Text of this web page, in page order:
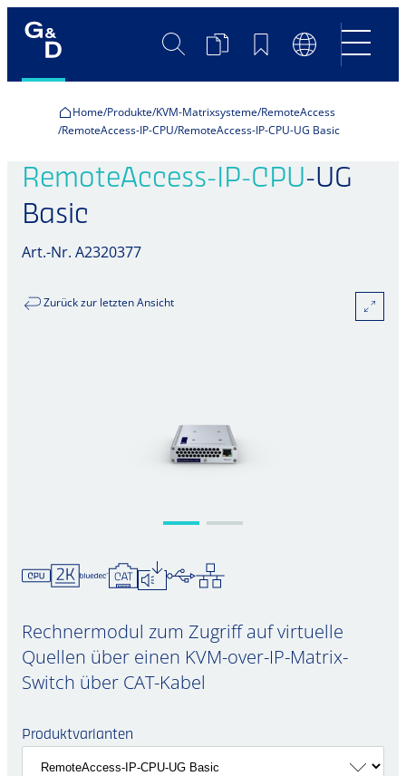
SucheProduktvergleich
Merkliste
Home Produkte KVM-Matrixsysteme RemoteAccess
RemoteAccess-IP-CPU RemoteAccess-IP-CPU-UG Basic
RemoteAccess-IP-CPU-UG
Basic
Art.-Nr. A2320377
Zurück zur letzten Ansicht
Rechnermodul zum Zugriff auf virtuelle
Quellen über einen KVM-over-IP-Matrix-
Switch über CAT-Kabel
Produktvarianten